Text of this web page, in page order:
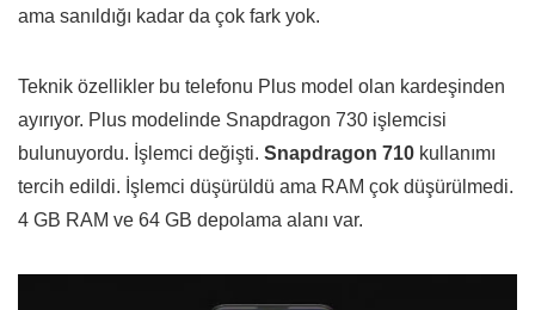
ama sanıldığı kadar da çok fark yok.
Teknik özellikler bu telefonu Plus model olan kardeşinden
ayırıyor. Plus modelinde Snapdragon 730 işlemcisi
bulunuyordu. İşlemci değişti. Snapdragon 710 kullanımı
tercih edildi. İşlemci düşürüldü ama RAM çok düşürülmedi.
4 GB RAM ve 64 GB depolama alanı var.